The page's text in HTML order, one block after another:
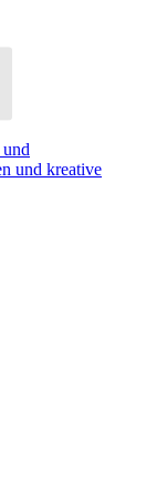
und kreative